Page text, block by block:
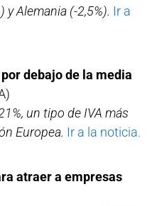
y Alemania (-2,5%). Ir a
debajo de la media
un tipo de IVA más
Europea. Ir a la noticia.
atraer a empresas